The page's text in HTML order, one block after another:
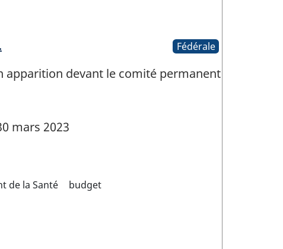
Fédérale
apparition devant le comité permanent
mars 2023
de la Santé budget